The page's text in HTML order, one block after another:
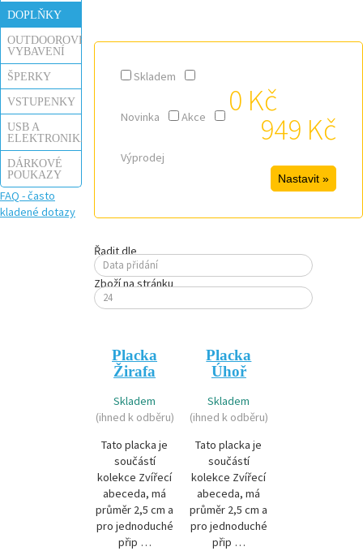
DOPLŇKY
OUTDOOROVÉ
VYBAVENÍ
ŠPERKY
VSTUPENKY
USB A
ELEKTRONIKA
DÁRKOVÉ
POUKAZY
FAQ - často
kladené dotazy
0 Kč
949 Kč
Skladem
Novinka Akce
Výprodej
Řadit dle
Data přidání
Zboží na stránku
24
Placka
Žirafa
Skladem
(ihned k odběru)
Tato placka je
součástí
kolekce Zvířecí
abeceda, má
průměr 2,5 cm a
pro jednoduché
přip …
Placka
Úhoř
Skladem
(ihned k odběru)
Tato placka je
součástí
kolekce Zvířecí
abeceda, má
průměr 2,5 cm a
pro jednoduché
přip …